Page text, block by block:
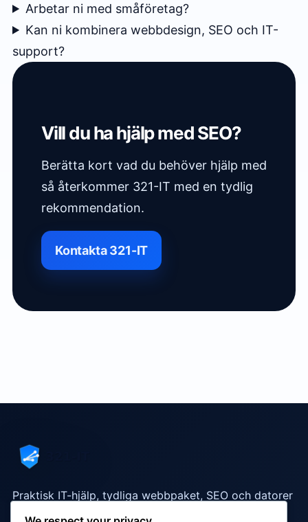
Arbetar ni med småföretag?
Kan ni kombinera webbdesign, SEO och IT-
support?
Vill du ha hjälp med SEO?
Berätta kort vad du behöver hjälp med
så återkommer 321-IT med en tydlig
rekommendation.
Kontakta 321-IT
Praktisk IT-hjälp, tydliga webbpaket, SEO och datorer
som fungerar i vardagen.